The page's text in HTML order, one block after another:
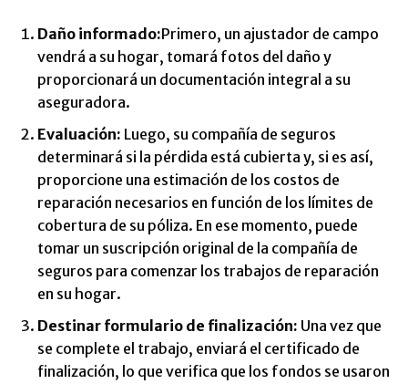
Daño informado:Primero, un ajustador de campo
vendrá a su hogar, tomará fotos del daño y
proporcionará un documentación integral a su
aseguradora.
Evaluación: Luego, su compañía de seguros
determinará si la pérdida está cubierta y, si es así,
proporcione una estimación de los costos de
reparación necesarios en función de los límites de
cobertura de su póliza. En ese momento, puede
tomar un suscripción original de la compañía de
seguros para comenzar los trabajos de reparación
en su hogar.
Destinar formulario de finalización: Una vez que
se complete el trabajo, enviará el certificado de
finalización, lo que verifica que los fondos se usaron